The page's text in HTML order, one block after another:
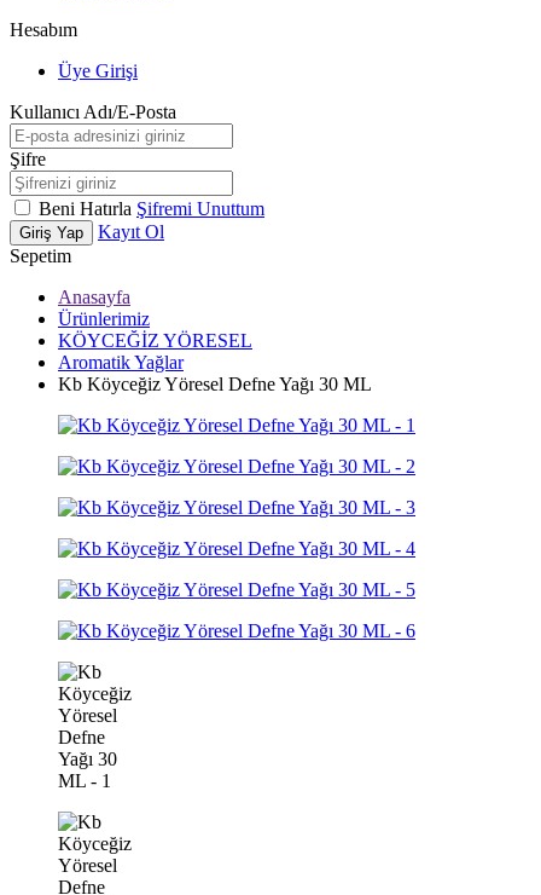
Hesabım
Üye Girişi
Kullanıcı Adı/E-Posta
Şifre
Beni Hatırla Şifremi Unuttum
Giriş Yap
Kayıt Ol
Sepetim
Anasayfa
Ürünlerimiz
KÖYCEĞİZ YÖRESEL
Aromatik Yağlar
Kb Köyceğiz Yöresel Defne Yağı 30 ML